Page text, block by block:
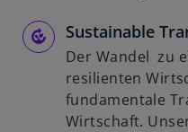
Sustainable
Der Wandel zu
resilienten
fundamentale
Wirtschaft.